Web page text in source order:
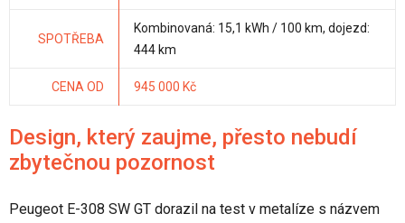
SPOTŘEBA
Kombinovaná: 15,1 kWh / 100 km, dojezd:
444 km
CENA OD 945 000 Kč
Design, který zaujme, přesto nebudí
zbytečnou pozornost
Peugeot E-308 SW GT dorazil na test v metalíze s názvem